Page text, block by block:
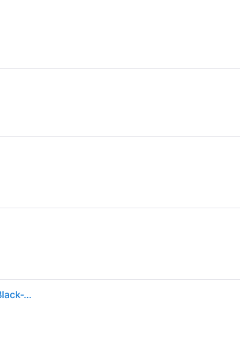
Nike W Air Max 270, Damen Fitnessschuhe, Weiß (White/Black-White 100), 38 EU